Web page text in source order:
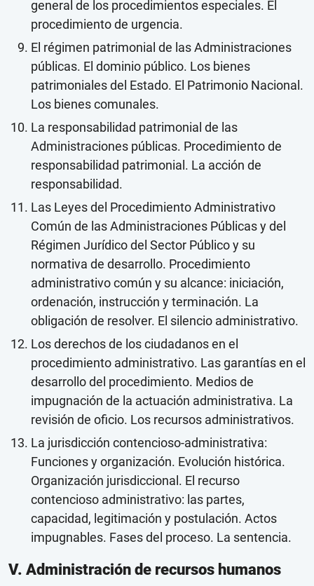
general de los procedimientos especiales. El
procedimiento de urgencia.
El régimen patrimonial de las Administraciones
públicas. El dominio público. Los bienes
patrimoniales del Estado. El Patrimonio Nacional.
Los bienes comunales.
La responsabilidad patrimonial de las
Administraciones públicas. Procedimiento de
responsabilidad patrimonial. La acción de
responsabilidad.
Las Leyes del Procedimiento Administrativo
Común de las Administraciones Públicas y del
Régimen Jurídico del Sector Público y su
normativa de desarrollo. Procedimiento
administrativo común y su alcance: iniciación,
ordenación, instrucción y terminación. La
obligación de resolver. El silencio administrativo.
Los derechos de los ciudadanos en el
procedimiento administrativo. Las garantías en el
desarrollo del procedimiento. Medios de
impugnación de la actuación administrativa. La
revisión de oficio. Los recursos administrativos.
La jurisdicción contencioso-administrativa:
Funciones y organización. Evolución histórica.
Organización jurisdiccional. El recurso
contencioso administrativo: las partes,
capacidad, legitimación y postulación. Actos
impugnables. Fases del proceso. La sentencia.
V. Administración de recursos humanos